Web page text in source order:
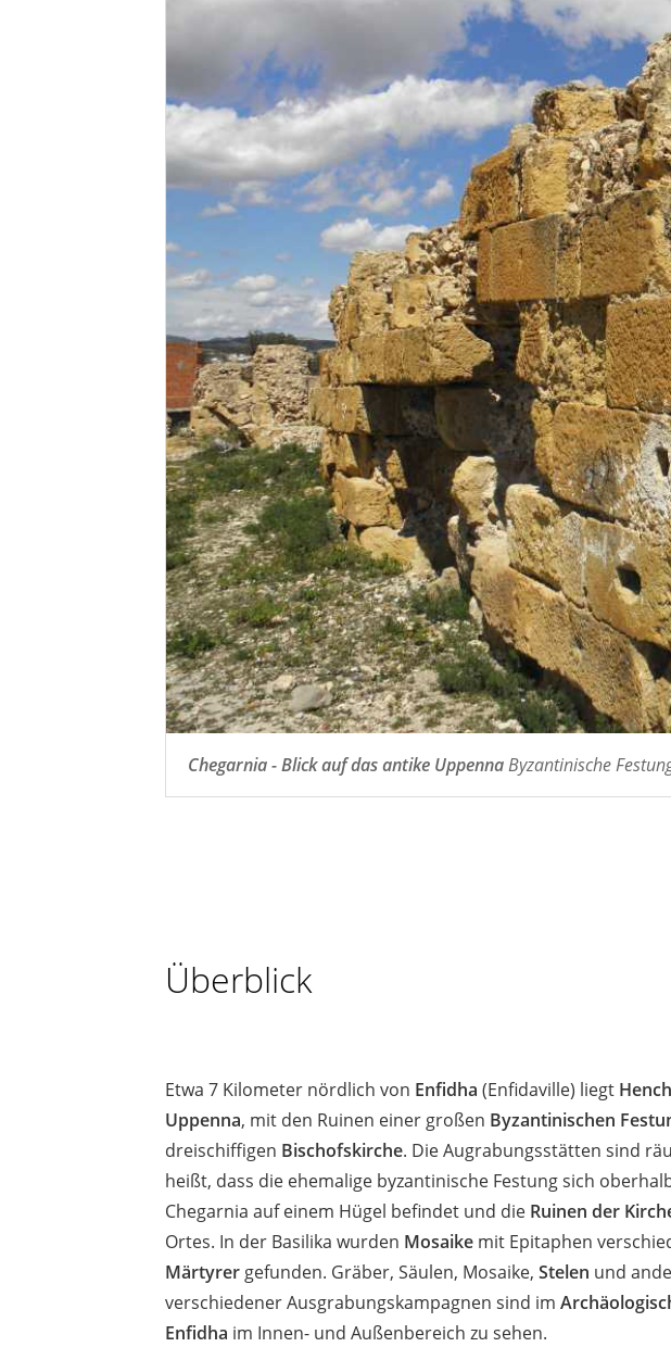
Chegarnia - Blick auf das antike UppennaByzantinische
Überblick
Etwa 7 Kilometer nördlich von Enfidha (Enfidaville) liegt
Uppenna, mit den Ruinen einer großen Byzantinischen
dreischiffigen Bischofskirche. Die Augrabungsstätten sind
heißt, dass die ehemalige byzantinische Festung sich
Chegarnia auf einem Hügel befindet und die Ruinen der
Ortes. In der Basilika wurden Mosaike mit Epitaphen
Märtyrergefunden. Gräber, Säulen, Mosaike, Stelen und
verschiedener Ausgrabungskampagnen sind im
Enfidha im Innen- und Außenbereich zu sehen.